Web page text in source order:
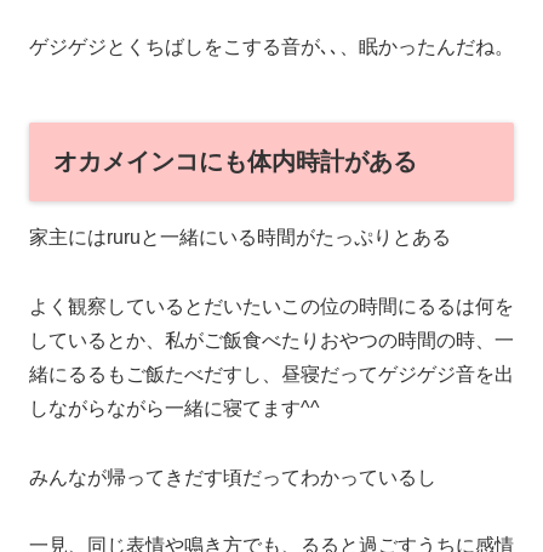
ゲジゲジとくちばしをこする音が､､、眠かったんだね。
オカメインコにも体内時計がある
家主にはruruと一緒にいる時間がたっぷりとある
よく観察しているとだいたいこの位の時間にるるは何を
しているとか、私がご飯食べたりおやつの時間の時、一
緒にるるもご飯たべだすし、昼寝だってゲジゲジ音を出
しながらながら一緒に寝てます^^
みんなが帰ってきだす頃だってわかっているし
一見、同じ表情や鳴き方でも、るると過ごすうちに感情